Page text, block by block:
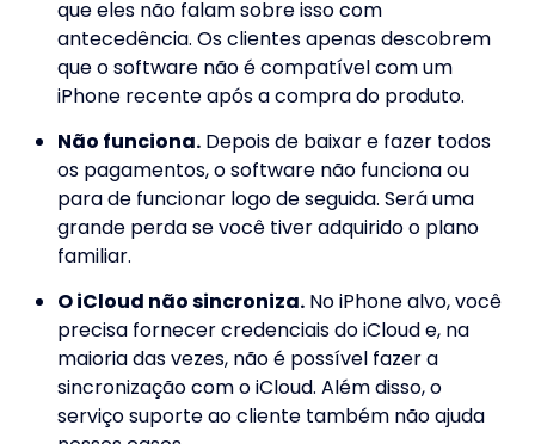
que eles não falam sobre isso com
antecedência. Os clientes apenas descobrem
que o software não é compatível com um
iPhone recente após a compra do produto.
Não funciona. Depois de baixar e fazer todos
os pagamentos, o software não funciona ou
para de funcionar logo de seguida. Será uma
grande perda se você tiver adquirido o plano
familiar.
O iCloud não sincroniza. No iPhone alvo, você
precisa fornecer credenciais do iCloud e, na
maioria das vezes, não é possível fazer a
sincronização com o iCloud. Além disso, o
serviço suporte ao cliente também não ajuda